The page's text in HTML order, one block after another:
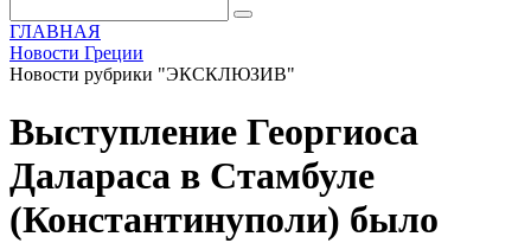
ГЛАВНАЯ
Новости Греции
Новости рубрики "ЭКСКЛЮЗИВ"
Выступление Георгиоса
Далараса в Стамбуле
(Константинуполи) было